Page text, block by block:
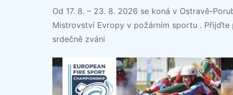
Od 17. 8. – 23. 8. 2026 se koná v Ostravě-
Mistrovství Evropy v požárním sportu .
srdečně zváni